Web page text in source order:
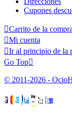
Cupones
Carrito de la compra
Mi cuenta
Ir al principio de la
Go Top
© 2011-2026 -